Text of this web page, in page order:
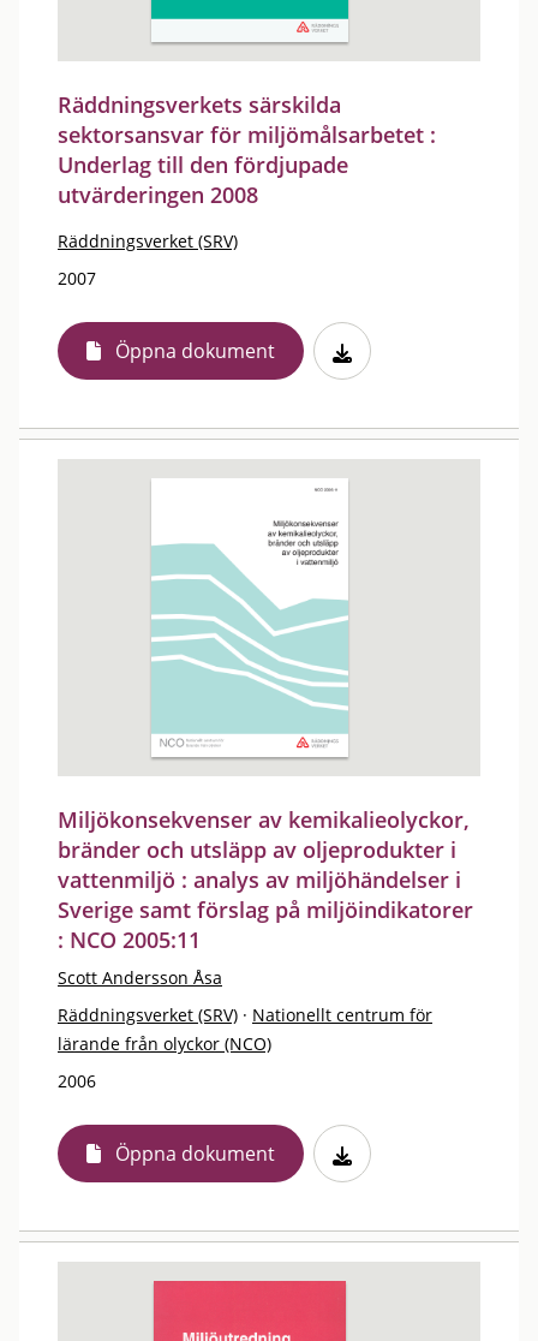
Räddningsverkets särskilda
sektorsansvar för miljömålsarbetet :
Underlag till den fördjupade
utvärderingen 2008
Räddningsverket (SRV)
2007
Öppna dokument
Miljökonsekvenser av kemikalieolyckor,
bränder och utsläpp av oljeprodukter i
vattenmiljö : analys av miljöhändelser i
Sverige samt förslag på miljöindikatorer
: NCO 2005:11
Scott Andersson Åsa
Räddningsverket (SRV) · Nationellt centrum för
lärande från olyckor (NCO)
2006
Öppna dokument